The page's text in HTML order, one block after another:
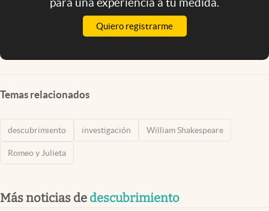
Quiero registrarme
Temas relacionados
descubrimiento investigación William Shakespeare
Romeo y Julieta
Más noticias de descubrimiento